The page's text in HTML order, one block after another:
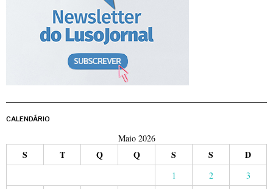
CALENDÁRIO
Maio 2026
S T Q Q S S D
1 2
3